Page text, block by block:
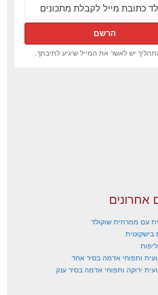
יש לאשר את המייל שיגיע לתיבתך.
אחרונים
עם ממרחית שוקולד
בישקוטית
ותפוחי אדמה בסיר אחד
ירוקה ותפוחי אדמה בסיר ענק